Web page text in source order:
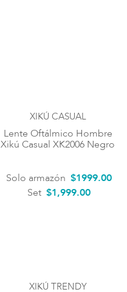
XIKÚ CASUAL
Lente Oftálmico Hombre
Xikú Casual XK2006 Negro
Solo armazón $1999.00
Set $1,999.00
XIKÚ TRENDY